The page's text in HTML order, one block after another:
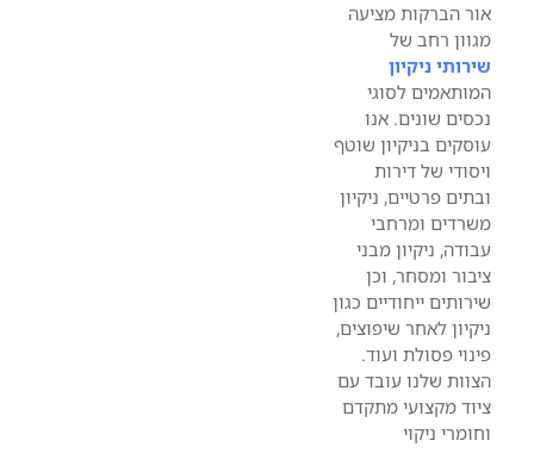
אור הברקות מציעה
מגוון רחב של
שירותי ניקיון
המותאמים לסוגי
נכסים שונים. אנו
עוסקים בניקיון שוטף
ויסודי של דירות
ובתים פרטיים, ניקיון
משרדים ומרחבי
עבודה, ניקיון מבני
ציבור ומסחר, וכן
שירותים ייחודיים כגון
ניקיון לאחר שיפוצים,
פינוי פסולת ועוד.
הצוות שלנו עובד עם
ציוד מקצועי מתקדם
וחומרי ניקוי